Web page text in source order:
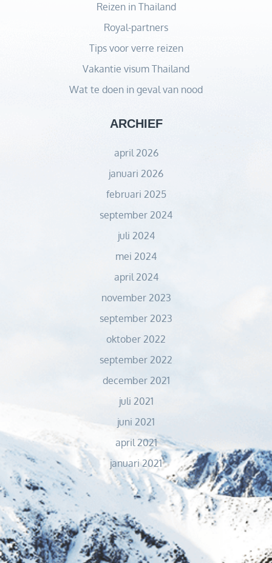
Reizen in Thailand
Royal-partners
Tips voor verre reizen
Vakantie visum Thailand
Wat te doen in geval van nood
ARCHIEF
april 2026
januari 2026
februari 2025
september 2024
juli 2024
mei 2024
april 2024
november 2023
september 2023
oktober 2022
september 2022
december 2021
juli 2021
juni 2021
april 2021
januari 2021